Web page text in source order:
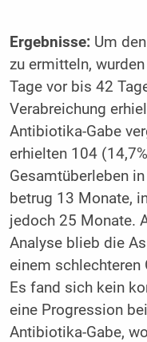
Ergebnisse:Um
zu ermitteln,
Tage vor bis 42
Verabreichung
Antibiotika-Gabe
erhielten 104
Gesamtüberleben
betrug 13 Monate,
jedoch 25 Monate.
Analyse blieb die
einem schlechteren
Es fand sich kein
eine Progression
Antibiotika-Gabe,